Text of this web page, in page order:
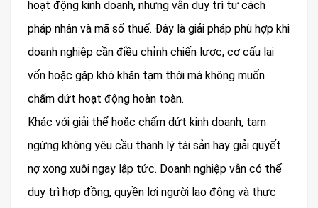
hoạt động kinh doanh, nhưng vẫn duy trì tư cách
pháp nhân và mã số thuế. Đây là giải pháp phù hợp khi
doanh nghiệp cần điều chỉnh chiến lược, cơ cấu lại
vốn hoặc gặp khó khăn tạm thời mà không muốn
chấm dứt hoạt động hoàn toàn.
Khác với giải thể hoặc chấm dứt kinh doanh, tạm
ngừng không yêu cầu thanh lý tài sản hay giải quyết
nợ xong xuôi ngay lập tức. Doanh nghiệp vẫn có thể
duy trì hợp đồng, quyền lợi người lao động và thực